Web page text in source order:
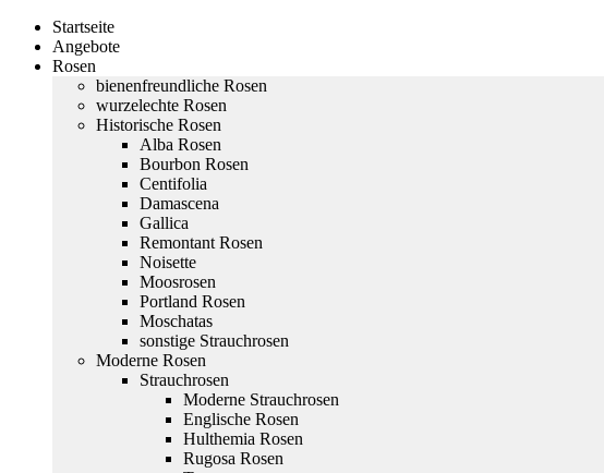
Startseite
Angebote
Rosen
bienenfreundliche Rosen
wurzelechte Rosen
Historische Rosen
Alba Rosen
Bourbon Rosen
Centifolia
Damascena
Gallica
Remontant Rosen
Noisette
Moosrosen
Portland Rosen
Moschatas
sonstige Strauchrosen
Moderne Rosen
Strauchrosen
Moderne Strauchrosen
Englische Rosen
Hulthemia Rosen
Rugosa Rosen